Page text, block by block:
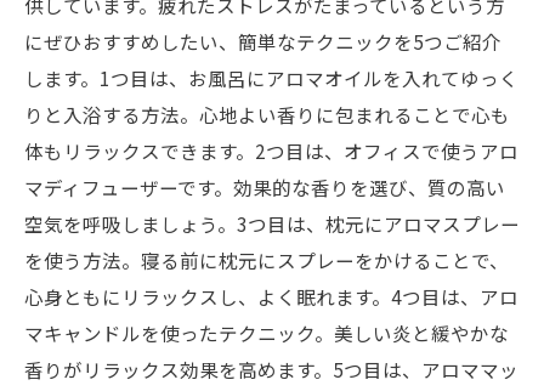
にぜひおすすめしたい、簡単なテクニックを5つご紹介
します。1つ目は、お風呂にアロマオイルを入れてゆっく
りと入浴する方法。心地よい香りに包まれることで心も
体もリラックスできます。2つ目は、オフィスで使うアロ
マディフューザーです。効果的な香りを選び、質の高い
空気を呼吸しましょう。3つ目は、枕元にアロマスプレー
を使う方法。寝る前に枕元にスプレーをかけることで、
心身ともにリラックスし、よく眠れます。4つ目は、アロ
マキャンドルを使ったテクニック。美しい炎と緩やかな
香りがリラックス効果を高めます。5つ目は、アロママッ